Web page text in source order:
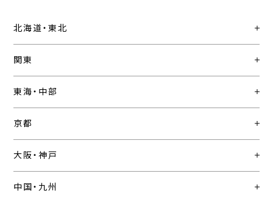
北海道・東北
関東
東海・中部
京都
大阪・神戸
中国・九州